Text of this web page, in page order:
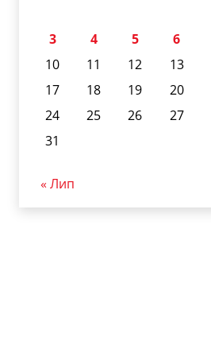
3
4 5 6
10
11 12 13
17
18 19 20
24
25 26 27
31
« Лип